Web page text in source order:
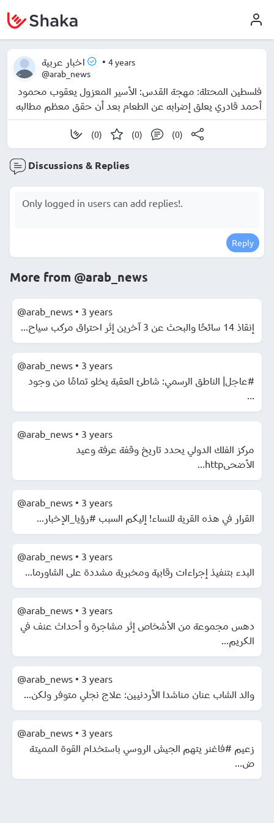
اخبار عربية • 4 years
@arab_news
فلسطين المحتلة: مهجة القدس: الأسير المعزول يعقوب محمود
أحمد قادري يعلق إضرابه عن الطعام بعد أن حقق معظم مطالبه
(0) (0) (0)
Discussions & Replies
Reply
More from @arab_news
@arab_news • 3 years
إنقاذ 14 سائحًا والبحث عن 3 آخرين إثر احتراق مركب سياح...
@arab_news • 3 years
#عاجل| الناطق الرسمي: شاطئ العقبة يخلو تمامًا من وجود
...
@arab_news • 3 years
مركز الفلك الدولي يحدد تاريخ وقفة عرفة وعيد
الأضحىhttp...
@arab_news • 3 years
القرار في هذه القرية للنساء! إليكم السبب #رؤيا_الإخبار...
@arab_news • 3 years
البدء بتنفيذ إجراءات رقابية ومخبرية مشددة على الشاورما...
@arab_news • 3 years
دهس مجموعة من الأشخاص إثر مشاجرة و أحداث عنف في
الكريم...
@arab_news • 3 years
والد الشاب عنان مناشدا الأردنيين: علاج نجلي متوفر ولكن...
@arab_news • 3 years
زعيم #فاغنر يتهم الجيش الروسي باستخدام القوة المميتة
ض...